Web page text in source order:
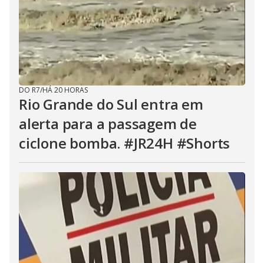
DO R7/HÁ 20 HORAS
Rio Grande do Sul entra em
alerta para a passagem de
ciclone bomba. #JR24H #Shorts